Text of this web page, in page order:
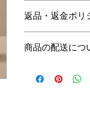
明に加え、商品の特
返品・返金ポリ
満足しなかった場合
だけます。
商品の配送につ
する情報を入力し